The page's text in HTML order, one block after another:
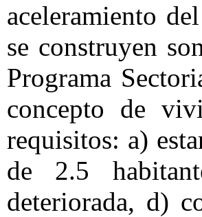
aceleramiento
se construyen
Programa
concepto de
requisitos: a)
de 2.5
deteriorada, d)